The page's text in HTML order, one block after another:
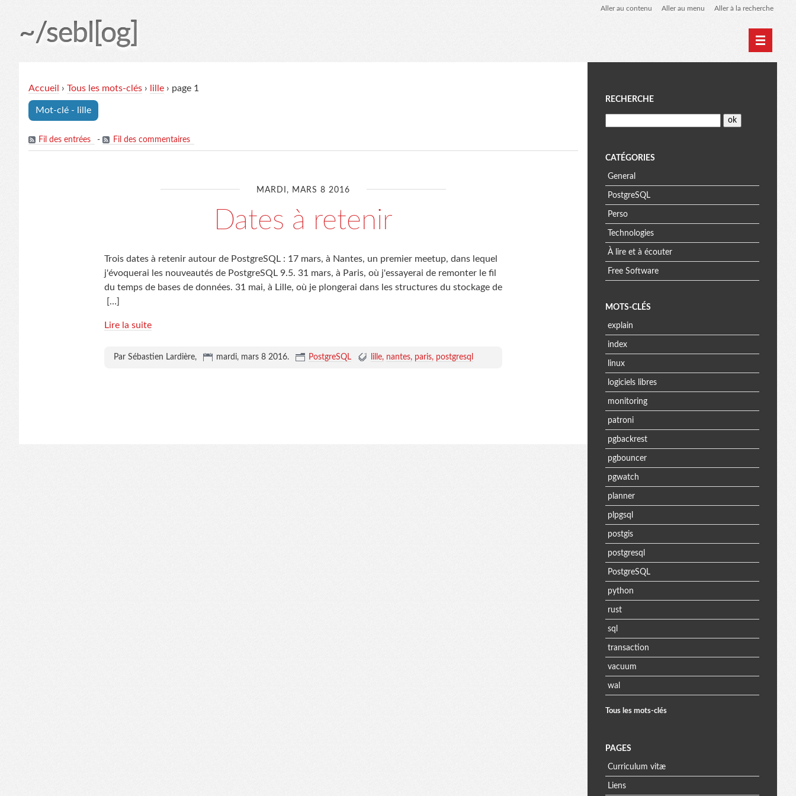
Aller au contenu Aller au menu Aller à la recherche
~/sebl[og]
Accueil
› Tous les mots-clés› lille› page 1
Mot-clé - lille
Fil des entrées - Fil des commentaires
MARDI, MARS 8 2016
Dates à retenir
Trois dates à retenir autour de PostgreSQL : 17 mars, à Nantes, un premier meetup, dans lequel
j'évoquerai les nouveautés de PostgreSQL 9.5. 31 mars, à Paris, où j'essayerai de remonter le fil
du temps de bases de données. 31 mai, à Lille, où je plongerai dans les structures du stockage de
[…]
Lire la suite
Par Sébastien Lardière, mardi, mars 8 2016. PostgreSQL lille nantes paris postgresql
M
e
n
u
RECHERCHE
CATÉGORIES
General
PostgreSQL
Perso
Technologies
À lire et à écouter
Free Software
MOTS-CLÉS
explain
index
linux
logiciels libres
monitoring
patroni
pgbackrest
pgbouncer
pgwatch
planner
plpgsql
postgis
postgresql
PostgreSQL
python
rust
sql
transaction
vacuum
wal
Tous les mots-clés
PAGES
Curriculum vitæ
Liens